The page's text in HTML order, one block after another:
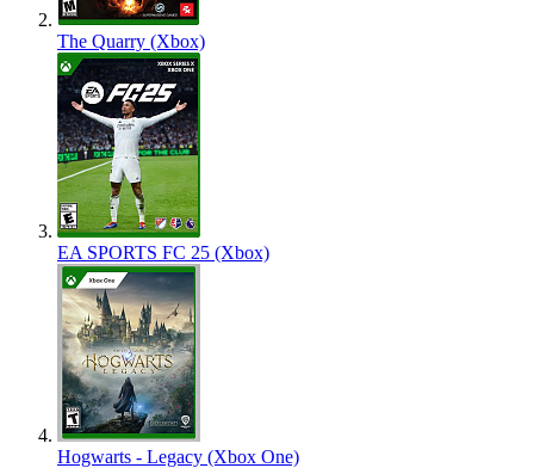
The Quarry (Xbox)
EA SPORTS FC 25 (Xbox)
Hogwarts - Legacy (Xbox One)